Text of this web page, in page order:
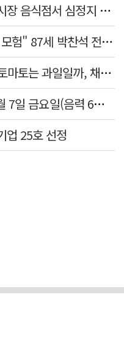
달서소방서 펌뷸런스 대원들, 시장 음식점서 심정지 환자 생명 살려
[털보기자의 '그사람']"一生이 모험" 87세 박찬석 전 경북대 총장
[이야기로 만나는 약선(藥膳)]토마토는 과일일까, 채소일까
[더사주 오늘의 띠별 운세] <8월 7일 금요일(음력 6월25일)>
업 25호 선정